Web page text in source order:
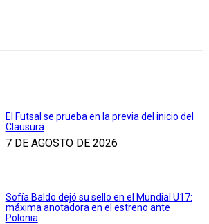
El Futsal se prueba en la previa del inicio del
Clausura
7 DE AGOSTO DE 2026
Sofía Baldo dejó su sello en el Mundial U17:
máxima anotadora en el estreno ante
Polonia